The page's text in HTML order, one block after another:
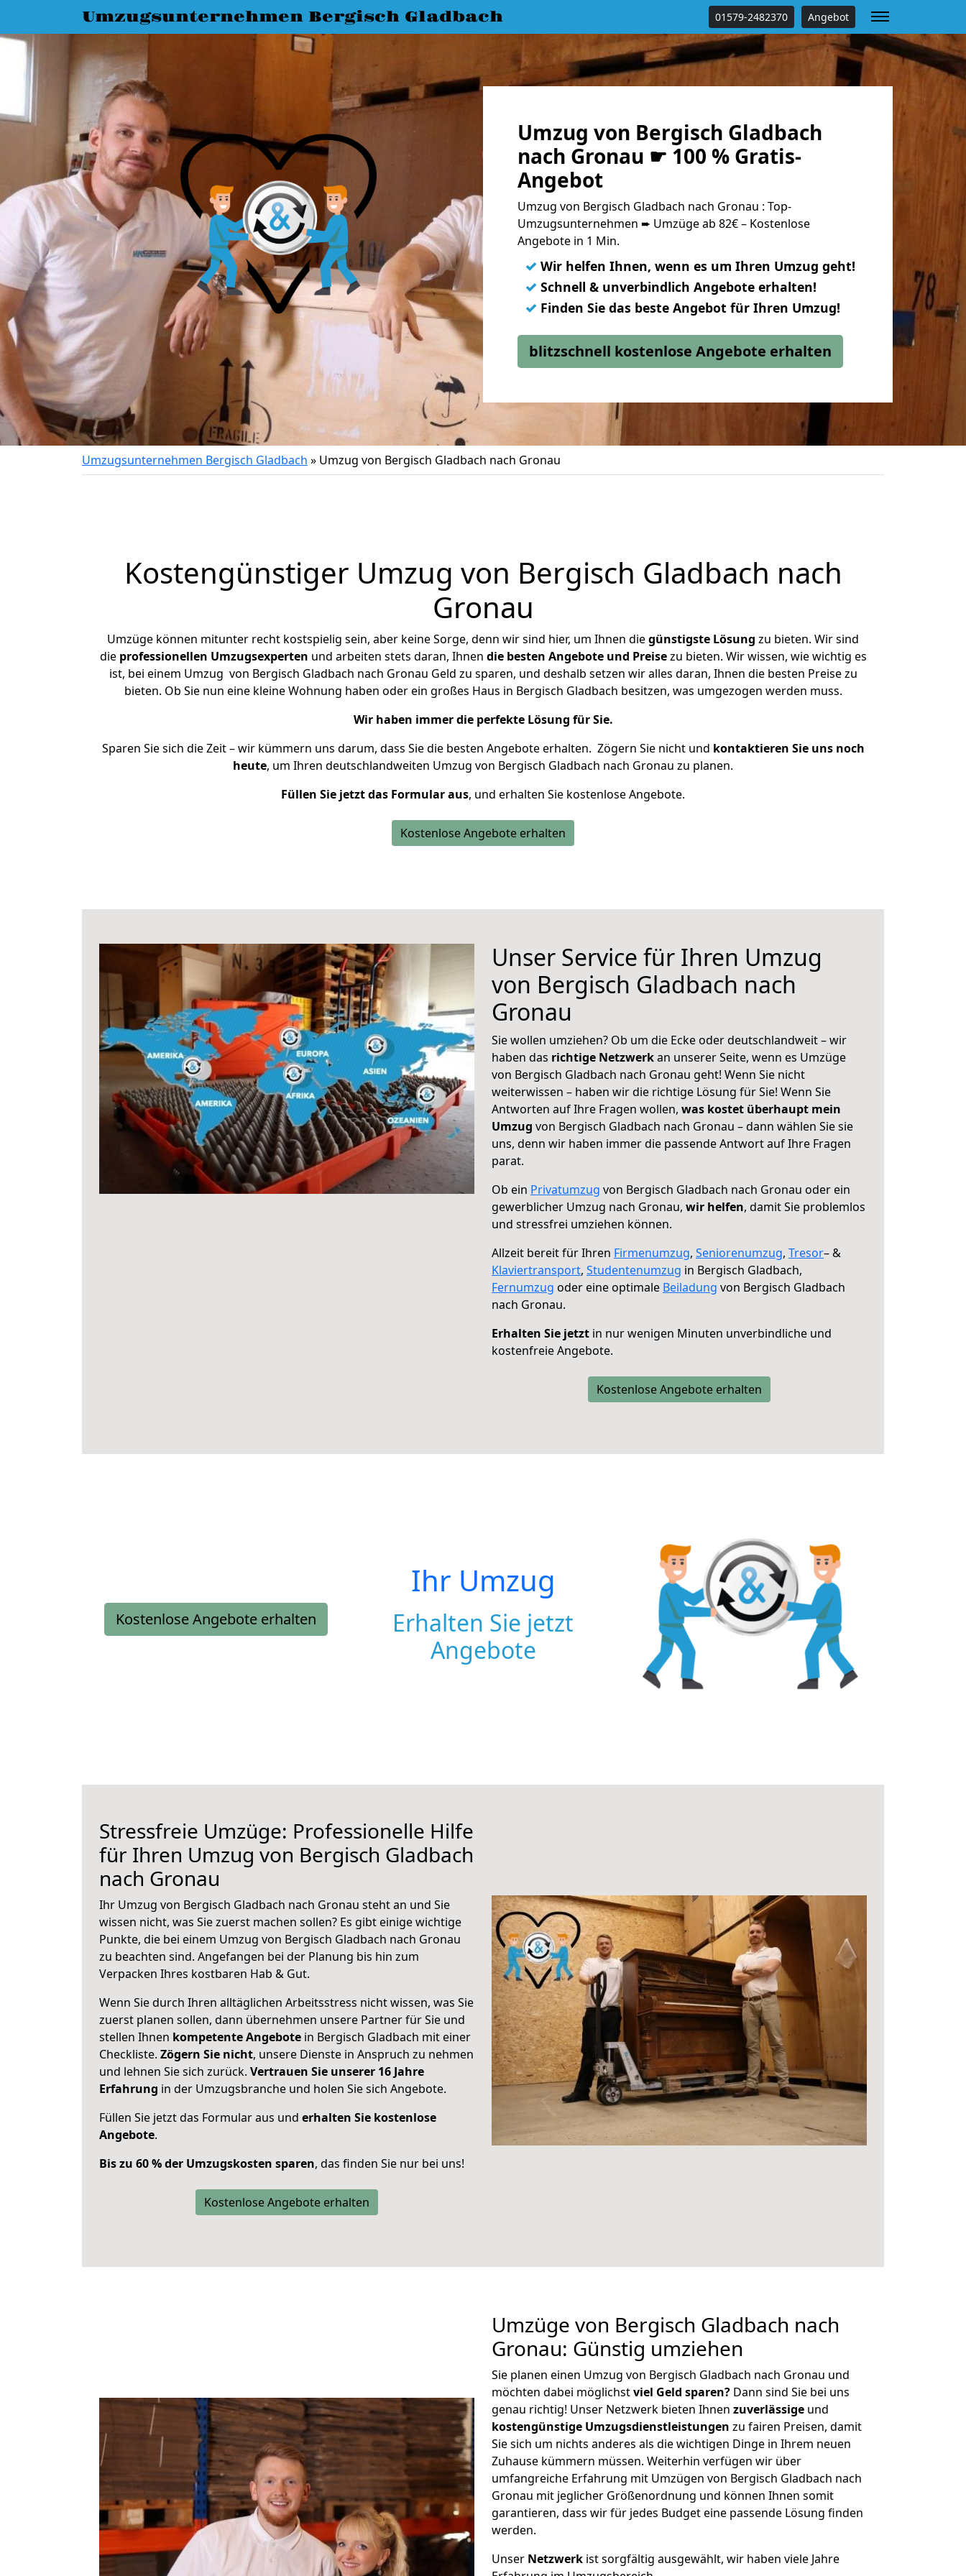
Umzugsunternehmen Bergisch Gladbach 01579-2482370 Angebot
Umzug von Bergisch Gladbach
nach Gronau ☛ 100 % Gratis-
Angebot
Umzug von Bergisch Gladbach nach Gronau : Top-
Umzugsunternehmen ➨ Umzüge ab 82€ – Kostenlose
Angebote in 1 Min.
✓ Wir helfen Ihnen, wenn es um Ihren Umzug geht!
✓ Schnell & unverbindlich Angebote erhalten!
✓ Finden Sie das beste Angebot für Ihren Umzug!
blitzschnell kostenlose Angebote erhalten
Umzugsunternehmen Bergisch Gladbach » Umzug von Bergisch Gladbach nach Gronau
Kostengünstiger Umzug von Bergisch Gladbach nach
Gronau
Umzüge können mitunter recht kostspielig sein, aber keine Sorge, denn wir sind hier, um Ihnen diegünstigste Lösung zu bieten. Wir sind
die professionellen Umzugsexperten und arbeiten stets daran, Ihnen die besten Angebote und Preisezu bieten. Wir wissen, wie wichtig es
ist, bei einem Umzug von Bergisch Gladbach nach Gronau Geld zu sparen, und deshalb setzen wir alles daran, Ihnen die besten Preise zu
bieten. Ob Sie nun eine kleine Wohnung haben oder ein großes Haus in Bergisch Gladbach besitzen, was umgezogen werden muss.
Wir haben immer die perfekte Lösung für Sie.
Sparen Sie sich die Zeit – wir kümmern uns darum, dass Sie die besten Angebote erhalten. Zögern Sie nicht und kontaktieren Sie uns noch
heute, um Ihren deutschlandweiten Umzug von Bergisch Gladbach nach Gronau zu planen.
Füllen Sie jetzt das Formular aus, und erhalten Sie kostenlose Angebote.
Kostenlose Angebote erhalten
Unser Service für Ihren Umzug
von Bergisch Gladbach nach
Gronau
Sie wollen umziehen? Ob um die Ecke oder deutschlandweit – wir
haben das richtige Netzwerkan unserer Seite, wenn es Umzüge
von Bergisch Gladbach nach Gronau geht! Wenn Sie nicht
weiterwissen – haben wir die richtige Lösung für Sie! Wenn Sie
Antworten auf Ihre Fragen wollen, was kostet überhaupt mein
Umzug von Bergisch Gladbach nach Gronau – dann wählen Sie sie
uns, denn wir haben immer die passende Antwort auf Ihre Fragen
parat.
Ob ein Privatumzug von Bergisch Gladbach nach Gronau oder ein
gewerblicher Umzug nach Gronau, wir helfen, damit Sie problemlos
und stressfrei umziehen können.
Allzeit bereit für Ihren Firmenumzug, Seniorenumzug, Tresor– &
Klaviertransport, Studentenumzug in Bergisch Gladbach,
Fernumzug oder eine optimale Beiladung von Bergisch Gladbach
nach Gronau.
Erhalten Sie jetzt in nur wenigen Minuten unverbindliche und
kostenfreie Angebote.
Kostenlose Angebote erhalten
Kostenlose Angebote erhalten
Ihr Umzug
Erhalten Sie jetzt
Angebote
Stressfreie Umzüge: Professionelle Hilfe
für Ihren Umzug von Bergisch Gladbach
nach Gronau
Ihr Umzug von Bergisch Gladbach nach Gronau steht an und Sie
wissen nicht, was Sie zuerst machen sollen? Es gibt einige wichtige
Punkte, die bei einem Umzug von Bergisch Gladbach nach Gronau
zu beachten sind. Angefangen bei der Planung bis hin zum
Verpacken Ihres kostbaren Hab & Gut.
Wenn Sie durch Ihren alltäglichen Arbeitsstress nicht wissen, was Sie
zuerst planen sollen, dann übernehmen unsere Partner für Sie und
stellen Ihnen kompetente Angebote in Bergisch Gladbach mit einer
Checkliste. Zögern Sie nicht, unsere Dienste in Anspruch zu nehmen
und lehnen Sie sich zurück. Vertrauen Sie unserer 16 Jahre
Erfahrung in der Umzugsbranche und holen Sie sich Angebote.
Füllen Sie jetzt das Formular aus und erhalten Sie kostenlose
Angebote.
Bis zu 60 % der Umzugskosten sparen, das finden Sie nur bei uns!
Kostenlose Angebote erhalten
Umzüge von Bergisch Gladbach nach
Gronau: Günstig umziehen
Sie planen einen Umzug von Bergisch Gladbach nach Gronau und
möchten dabei möglichstviel Geld sparen? Dann sind Sie bei uns
genau richtig! Unser Netzwerk bieten Ihnen zuverlässige und
kostengünstige Umzugsdienstleistungen zu fairen Preisen, damit
Sie sich um nichts anderes als die wichtigen Dinge in Ihrem neuen
Zuhause kümmern müssen. Weiterhin verfügen wir über
umfangreiche Erfahrung mit Umzügen von Bergisch Gladbach nach
Gronau mit jeglicher Größenordnung und können Ihnen somit
garantieren, dass wir für jedes Budget eine passende Lösung finden
werden.
Unser Netzwerk ist sorgfältig ausgewählt, wir haben viele Jahre